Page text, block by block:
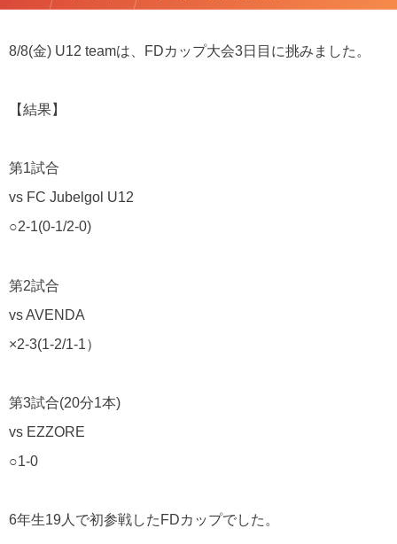
8/8(金) U12 teamは、FDカップ大会3日目に挑みました。
【結果】
第1試合
vs FC Jubelgol U12
○2-1(0-1/2-0)
第2試合
vs AVENDA
×2-3(1-2/1-1）
第3試合(20分1本)
vs EZZORE
○1-0
6年生19人で初参戦したFDカップでした。